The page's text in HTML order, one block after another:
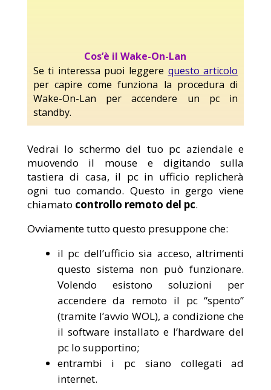
Cos’è il Wake-On-Lan
Se ti interessa puoi leggere questo articolo
per capire come funziona la procedura di
Wake-On-Lan per accendere un pc in
standby.
Vedrai lo schermo del tuo pc aziendale e
muovendo il mouse e digitando sulla
tastiera di casa, il pc in ufficio replicherà
ogni tuo comando. Questo in gergo viene
chiamato controllo remoto del pc.
Ovviamente tutto questo presuppone che:
il pc dell’ufficio sia acceso, altrimenti
questo sistema non può funzionare.
Volendo esistono soluzioni per
accendere da remoto il pc “spento”
(tramite l’avvio WOL), a condizione che
il software installato e l’hardware del
pc lo supportino;
entrambi i pc siano collegati ad
internet.